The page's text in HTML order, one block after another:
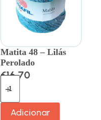
Matita 48 – Lilás
Perolado
€16.70
Adicionar